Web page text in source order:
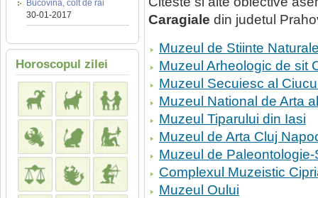
Bucovina, colt de rai
30-01-2017
Horoscopul zilei
Caragiale din judetul
Muzeul de Stiinte
Muzeul Arheologic de sit
Muzeul Secuiesc al
Muzeul National de Arta
Muzeul Tiparului din Iasi
Muzeul de Arta Cluj
Muzeul de
Complexul Muzeistic
Muzeul Oului